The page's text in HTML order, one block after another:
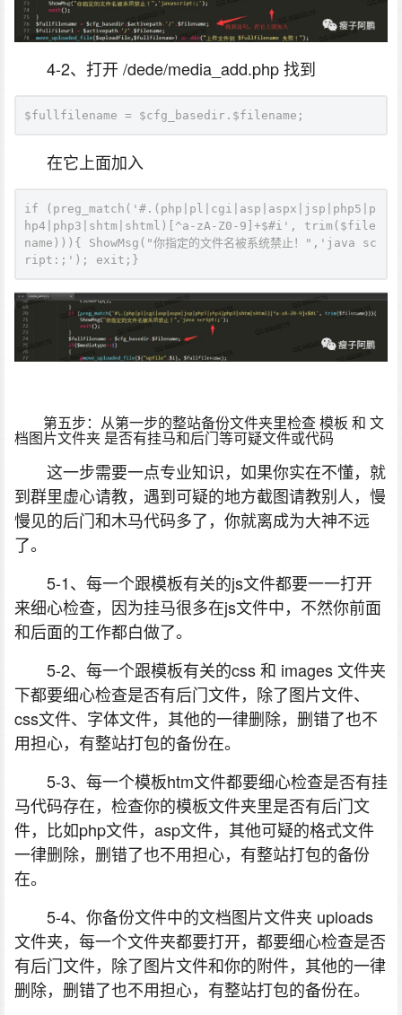
4-2、打开 /dede/media_add.php 找到
$fullfilename = $cfg_basedir.$filename;
在它上面加入
if (preg_match('#.(php|pl|cgi|asp|aspx|jsp|php5|p
hp4|php3|shtm|shtml)[^a-zA-Z0-9]+$#i', trim($file
name))){ ShowMsg("你指定的文件名被系统禁止！",'java sc
ript:;'); exit;}
第五步：从第一步的整站备份文件夹里检查 模板 和 文
档图片文件夹 是否有挂马和后门等可疑文件或代码
这一步需要一点专业知识，如果你实在不懂，就
到群里虚心请教，遇到可疑的地方截图请教别人，慢
慢见的后门和木马代码多了，你就离成为大神不远
了。
5-1、每一个跟模板有关的js文件都要一一打开
来细心检查，因为挂马很多在js文件中，不然你前面
和后面的工作都白做了。
5-2、每一个跟模板有关的css 和 images 文件夹
下都要细心检查是否有后门文件，除了图片文件、
css文件、字体文件，其他的一律删除，删错了也不
用担心，有整站打包的备份在。
5-3、每一个模板htm文件都要细心检查是否有挂
马代码存在，检查你的模板文件夹里是否有后门文
件，比如php文件，asp文件，其他可疑的格式文件
一律删除，删错了也不用担心，有整站打包的备份
在。
5-4、你备份文件中的文档图片文件夹 uploads
文件夹，每一个文件夹都要打开，都要细心检查是否
有后门文件，除了图片文件和你的附件，其他的一律
删除，删错了也不用担心，有整站打包的备份在。